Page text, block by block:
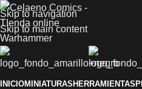
Skip to navigation
Skip to main content
INICIOMINIATURASHERRAMIENTAS